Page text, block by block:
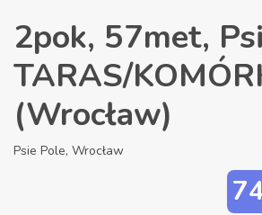
2pok, 57met,
TARAS/
(Wrocław)
Psie Pole, Wrocław